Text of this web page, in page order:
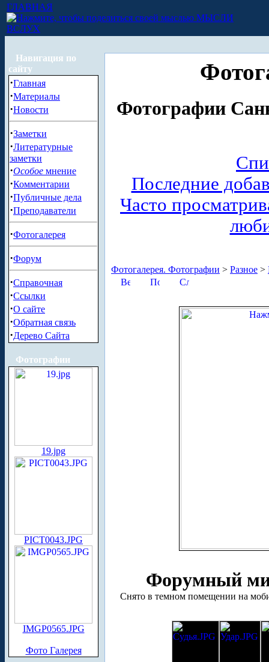
ГЛАВНАЯ
МЫСЛИ
ВСЛУХ
Навигация по
сайту
·Главная
·Материалы
·Новости
·Заметки
·Литературные
заметки
·Особое мнение
·Комментарии
·Публичные дела
·Преподаватели
·Фотогалерея
·Форум
·Справочная
·Ссылки
·О сайте
·Обратная связь
·Дерево Сайта
Фотографии
19.jpg
PICT0043.JPG
IMGP0565.JPG
Фото Галерея
Фотографии
Последние
Часто
Фотогалерея. Фотографии > Разное >
Форумный
Снято в темном помещении на